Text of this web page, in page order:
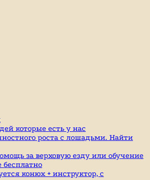
которые есть у нас
роста с лошадьми. Найти
за верховую езду или обучение
бесплатно
конюх + инструктор, с